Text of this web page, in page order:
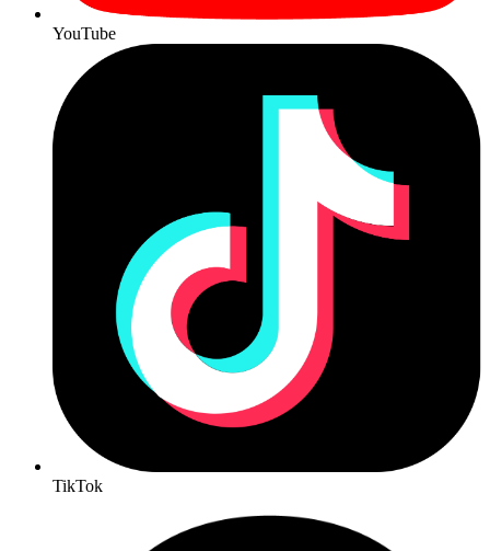
YouTube
TikTok